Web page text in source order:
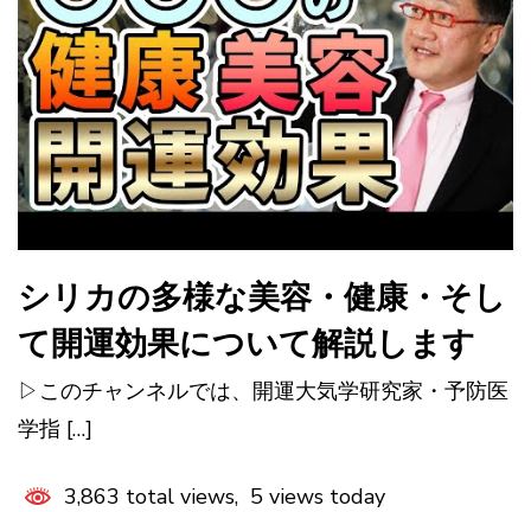
シリカの多様な美容・健康・そし
て開運効果について解説します
▷このチャンネルでは、開運大気学研究家・予防医
学指 […]
3,863 total views, 5 views today